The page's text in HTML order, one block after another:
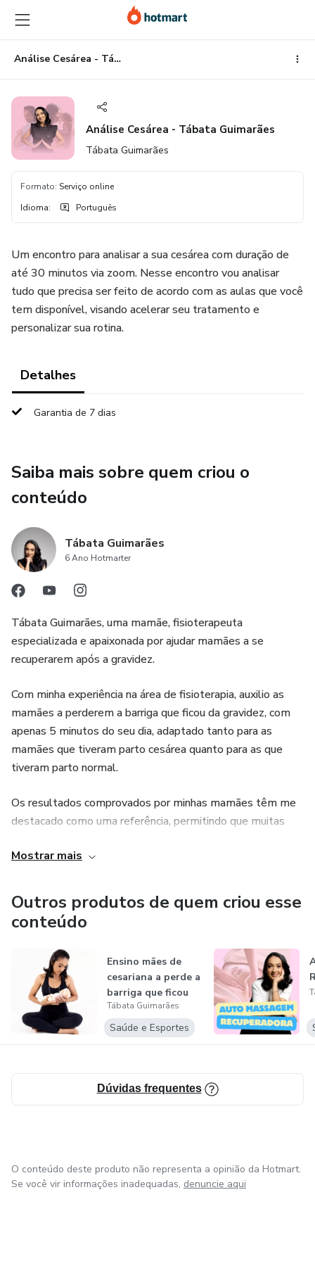
para
o
conteúdo
principal
para
o
pagamento
para
o
rodapé
Análise Cesárea - Tábata Guimarães
Análise Cesárea - Tábata Guimarães
Tábata Guimarães
Formato: Serviço online
Idioma: Português
Um encontro para analisar a sua cesárea com duração de
até 30 minutos via zoom. Nesse encontro vou analisar
tudo que precisa ser feito de acordo com as aulas que você
tem disponível, visando acelerar seu tratamento e
personalizar sua rotina.
Detalhes
Garantia de 7 dias
Saiba mais sobre quem criou o
conteúdo
Tábata Guimarães
6 Ano Hotmarter
Tábata Guimarães, uma mamãe, fisioterapeuta
especializada e apaixonada por ajudar mamães a se
recuperarem após a gravidez.
Com minha experiência na área de fisioterapia, auxilio as
mamães a perderem a barriga que ficou da gravidez, com
apenas 5 minutos do seu dia, adaptado tanto para as
mamães que tiveram parto cesárea quanto para as que
tiveram parto normal.
Os resultados comprovados por minhas mamães têm me
destacado como uma referência, permitindo que muitas
seus corpos novamente. Sinto-me feliz por poder ajudar as
gravidez.
Mostrar mais
Outros produtos de quem criou esse
conteúdo
Ensino mães de
cesariana a perde a
barriga que ficou
da grav...
Tábata Guimarães
Saúde e Esportes
Dúvidas frequentes
O conteúdo deste produto não representa a opinião da Hotmart.
Se você vir informações inadequadas, denuncie aqui